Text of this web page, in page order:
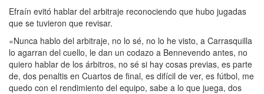
Efraín evitó hablar del arbitraje reconociendo que hubo jugadas
que se tuvieron que revisar.
«Nunca hablo del arbitraje, no lo sé, no lo he visto, a Carrasquilla
lo agarran del cuello, le dan un codazo a Bennevendo antes, no
quiero hablar de los árbitros, no sé si hay cosas previas, es parte
de, dos penaltis en Cuartos de final, es difícil de ver, es fútbol, me
quedo con el rendimiento del equipo, sabe a lo que juega, dos